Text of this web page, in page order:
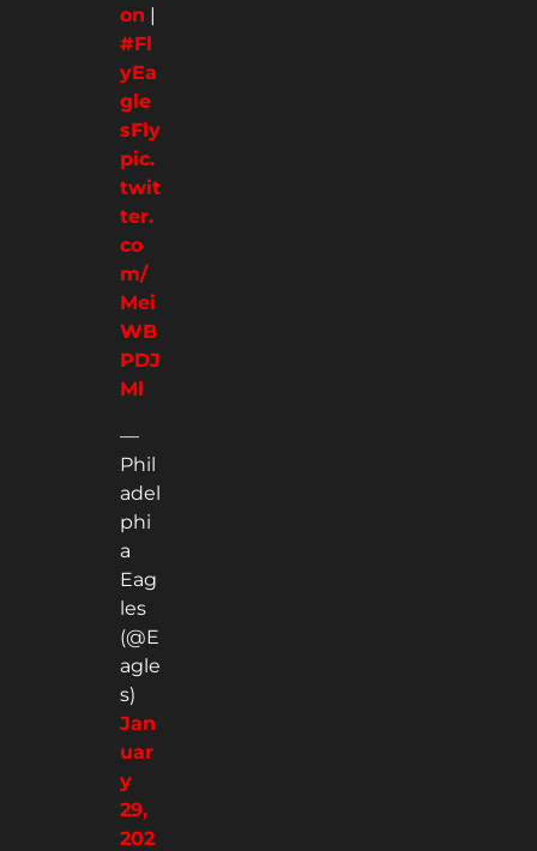
on |
#Fl
yEa
gle
sFly
pic.
twit
ter.
co
m/
Mei
WB
PDJ
Ml
—
Phil
adel
phi
a
Eag
les
(@E
agle
s)
Jan
uar
y
29,
202